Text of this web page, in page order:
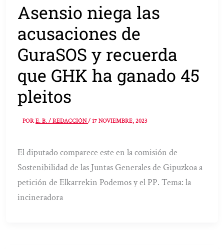
Asensio niega las
acusaciones de
GuraSOS y recuerda
que GHK ha ganado 45
pleitos
PORE. B. / REDACCIÓN/17 NOVIEMBRE, 2023
El diputado comparece este en la comisión de
Sostenibilidad de las Juntas Generales de Gipuzkoa a
petición de Elkarrekin Podemos y el PP. Tema: la
incineradora